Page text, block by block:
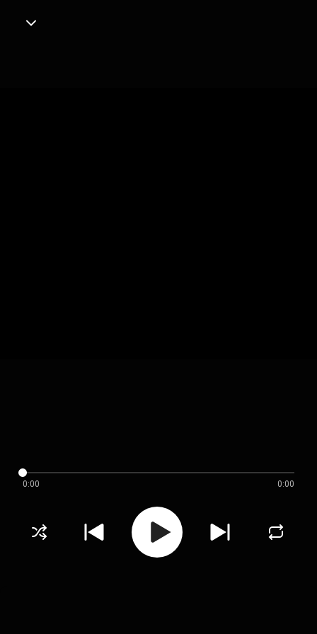
0:00 0:00